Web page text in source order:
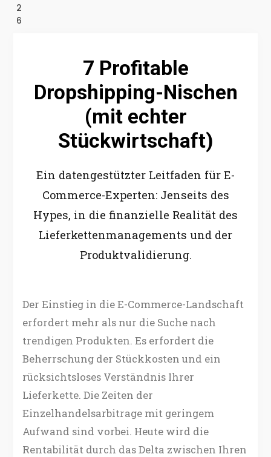
2
6
7 Profitable
Dropshipping-Nischen
(mit echter
Stückwirtschaft)
Ein datengestützter Leitfaden für E-
Commerce-Experten: Jenseits des
Hypes, in die finanzielle Realität des
Lieferkettenmanagements und der
Produktvalidierung.
Der Einstieg in die E-Commerce-Landschaft
erfordert mehr als nur die Suche nach
trendigen Produkten. Es erfordert die
Beherrschung der Stückkosten und ein
rücksichtsloses Verständnis Ihrer
Lieferkette. Die Zeiten der
Einzelhandelsarbitrage mit geringem
Aufwand sind vorbei. Heute wird die
Rentabilität durch das Delta zwischen Ihren